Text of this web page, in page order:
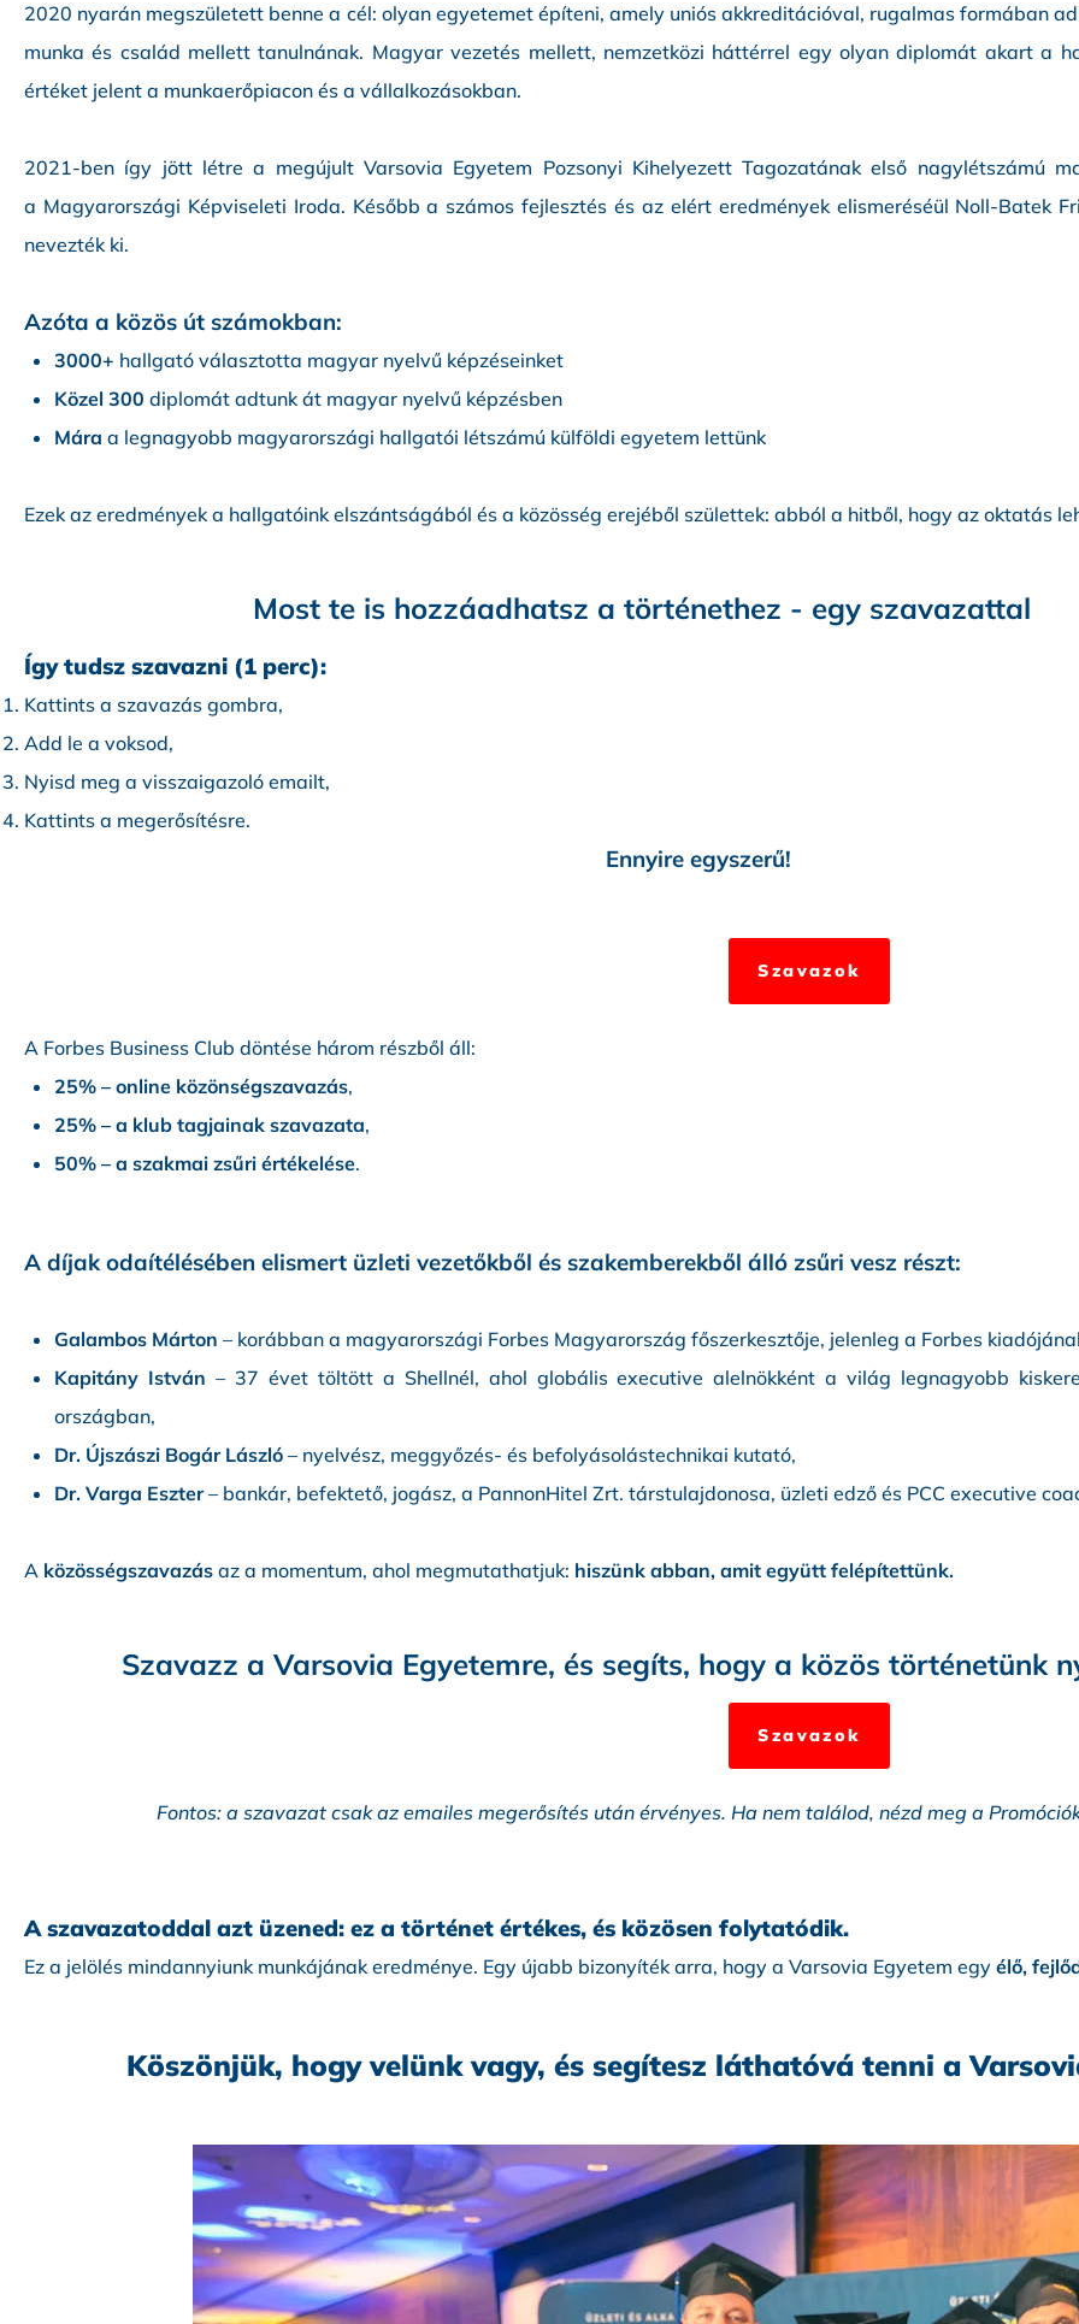
2020 nyarán megszületett benne a cél: olyan egyetemet építeni, amely uniós akkreditációval, rugalmas formában
munka és család mellett tanulnának. Magyar vezetés mellett, nemzetközi háttérrel egy olyan diplomát akart a
értéket jelent a munkaerőpiacon és a vállalkozásokban.
2021-ben így jött létre a megújult Varsovia Egyetem Pozsonyi Kihelyezett Tagozatának első nagylétszámú
a Magyarországi Képviseleti Iroda. Később a számos fejlesztés és az elért eredmények elismeréséül Noll-Batek
nevezték ki.
Azóta a közös út számokban:
3000+ hallgató választotta magyar nyelvű képzéseinket
Közel 300 diplomát adtunk át magyar nyelvű képzésben
Mára a legnagyobb magyarországi hallgatói létszámú külföldi egyetem lettünk
Ezek az eredmények a hallgatóink elszántságából és a közösség erejéből születtek: abból a hitből, hogy az oktatás
Most te is hozzáadhatsz a történethez - egy szavazattal
Így tudsz szavazni (1 perc):
Kattints a szavazás gombra,
Add le a voksod,
Nyisd meg a visszaigazoló emailt,
Kattints a megerősítésre.
Ennyire egyszerű!
Szavazok
A Forbes Business Club döntése három részből áll:
25% – online közönségszavazás,
25% – a klub tagjainak szavazata,
50% – a szakmai zsűri értékelése.
A díjak odaítélésében elismert üzleti vezetőkből és szakemberekből álló zsűri vesz részt:
Galambos Márton – korábban a magyarországi Forbes Magyarország főszerkesztője, jelenleg a Forbes
Kapitány István – 37 évet töltött a Shellnél, ahol globális executive alelnökként a világ legnagyobb
országban,
Dr. Újszászi Bogár László – nyelvész, meggyőzés- és befolyásolástechnikai kutató,
Dr. Varga Eszter– bankár, befektető, jogász, a PannonHitel Zrt. társtulajdonosa, üzleti edző és PCC executive
A közösségszavazás az a momentum, ahol megmutathatjuk: hiszünk abban, amit együtt felépítettünk.
Szavazz a Varsovia Egyetemre, és segíts, hogy a közös történetünk
Szavazok
Fontos: a szavazat csak az emailes megerősítés után érvényes. Ha nem találod, nézd meg a
A szavazatoddal azt üzened: ez a történet értékes, és közösen folytatódik.
Ez a jelölés mindannyiunk munkájának eredménye. Egy újabb bizonyíték arra, hogy a Varsovia Egyetem egy élő,
Köszönjük, hogy velünk vagy, és segítesz láthatóvá tenni a